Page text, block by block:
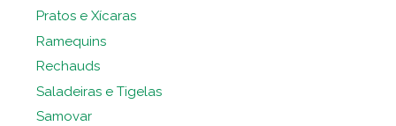
Pratos e Xícaras
Ramequins
Rechauds
Saladeiras e Tigelas
Samovar